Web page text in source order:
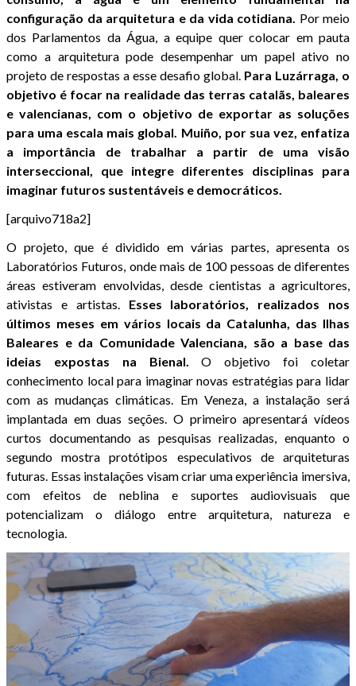
configuração da arquitetura e da vida cotidiana. Por meio
dos Parlamentos da Água, a equipe quer colocar em pauta
como a arquitetura pode desempenhar um papel ativo no
projeto de respostas a esse desafio global. Para Luzárraga, o
objetivo é focar na realidade das terras catalãs, baleares
e valencianas, com o objetivo de exportar as soluções
para uma escala mais global. Muiño, por sua vez, enfatiza
a importância de trabalhar a partir de uma visão
interseccional, que integre diferentes disciplinas para
imaginar futuros sustentáveis e democráticos.
[arquivo718a2]
O projeto, que é dividido em várias partes, apresenta os
Laboratórios Futuros, onde mais de 100 pessoas de diferentes
áreas estiveram envolvidas, desde cientistas a agricultores,
ativistas e artistas. Esses laboratórios, realizados nos
últimos meses em vários locais da Catalunha, das Ilhas
Baleares e da Comunidade Valenciana, são a base das
ideias expostas na Bienal. O objetivo foi coletar
conhecimento local para imaginar novas estratégias para lidar
com as mudanças climáticas. Em Veneza, a instalação será
implantada em duas seções. O primeiro apresentará vídeos
curtos documentando as pesquisas realizadas, enquanto o
segundo mostra protótipos especulativos de arquiteturas
futuras. Essas instalações visam criar uma experiência imersiva,
com efeitos de neblina e suportes audiovisuais que
potencializam o diálogo entre arquitetura, natureza e
tecnologia.